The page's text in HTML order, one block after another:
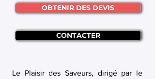
OBTENIR DES DEVIS
CONTACTER
Le Plaisir des Saveurs, dirigé par le